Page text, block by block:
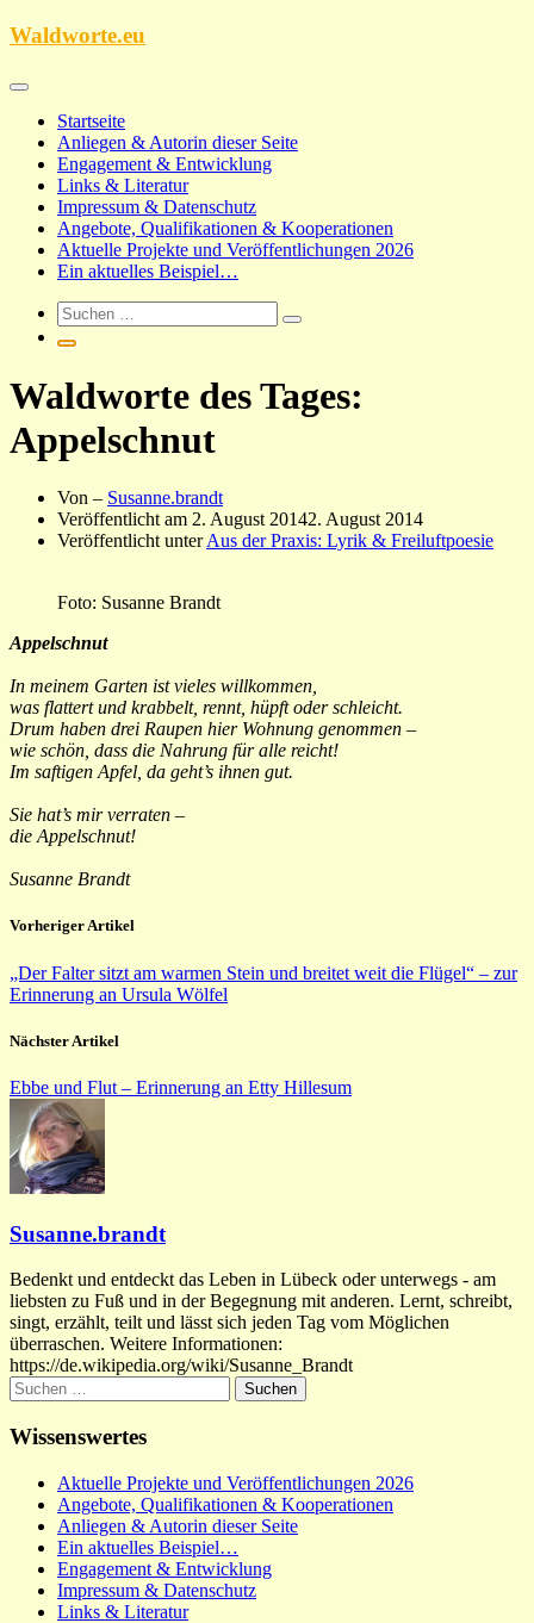
Zum
Waldworte.eu
Startseite
Anliegen & Autorin dieser Seite
Engagement & Entwicklung
Links & Literatur
Impressum & Datenschutz
Angebote, Qualifikationen & Kooperationen
Aktuelle Projekte und Veröffentlichungen 2026
Ein aktuelles Beispiel…
Waldworte des Tages:
Appelschnut
Von – Susanne.brandt
Veröffentlicht am 2. August 20142. August 2014
Veröffentlicht unterAus der Praxis: Lyrik & Freiluftpoesie
Foto: Susanne Brandt
Appelschnut
In meinem Garten ist vieles willkommen,
was flattert und krabbelt, rennt, hüpft oder schleicht.
Drum haben drei Raupen hier Wohnung genommen –
wie schön, dass die Nahrung für alle reicht!
Im saftigen Apfel, da geht’s ihnen gut.
Sie hat’s mir verraten –
die Appelschnut!
Susanne Brandt
Vorheriger Artikel
„Der Falter sitzt am warmen Stein und breitet weit die Flügel“ – zur
Erinnerung an Ursula Wölfel
Nächster Artikel
Ebbe und Flut – Erinnerung an Etty Hillesum
Susanne.brandt
Bedenkt und entdeckt das Leben in Lübeck oder unterwegs - am
liebsten zu Fuß und in der Begegnung mit anderen. Lernt, schreibt,
singt, erzählt, teilt und lässt sich jeden Tag vom Möglichen
überraschen. Weitere Informationen:
https://de.wikipedia.org/wiki/Susanne_Brandt
Suchen
nach:
Wissenswertes
Aktuelle Projekte und Veröffentlichungen 2026
Angebote, Qualifikationen & Kooperationen
Anliegen & Autorin dieser Seite
Ein aktuelles Beispiel…
Engagement & Entwicklung
Impressum & Datenschutz
Links & Literatur